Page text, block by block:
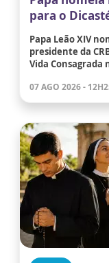
para o
Papa Leão XIV
presidente da
Vida Consagrada
07 AGO 2026 -